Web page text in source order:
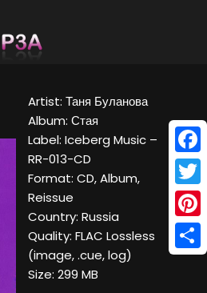
Artist: Таня Буланова
Album: Стая
Label: Iceberg Music ‎–
RR-013-CD
Format: CD, Album,
Reissue
Country: Russia
Quality: FLAC Lossless
(image, .cue, log)
Size: 299 MB